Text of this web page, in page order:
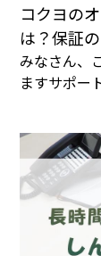
コクヨの
は？保証
みなさん、
ますサポー